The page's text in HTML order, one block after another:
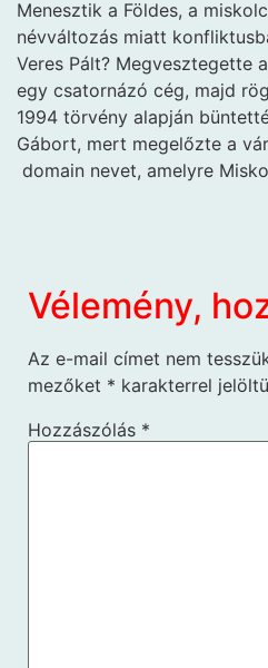
Menesztik a Földes, a
névváltozás miatt
Veres Pált? Megvesztegette
egy csatornázó cég, majd
1994 törvény alapján
Gábort, mert megelőzte a
domain nevet, amelyre
Vélemény,
Az e-mail címet nem
mezőket * karakterrel
Hozzászólás *